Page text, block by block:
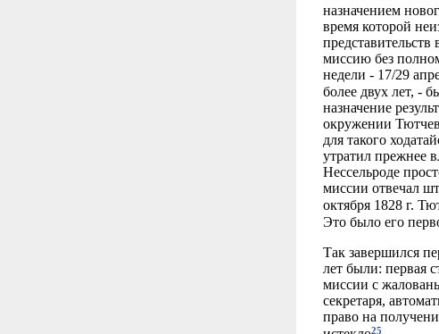
назначением
время которой
миссию без
недели - 17/29
более двух лет, -
назначение
окружении
для такого
утратил прежнее
Нессельроде
миссии отвечал
октября 1828 г.
Это было его
Так завершился
лет были: первая
миссии с
секретаря,
право на
25